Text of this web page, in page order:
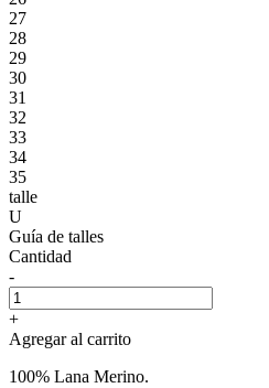
27
28
29
30
31
32
33
34
35
talle
U
Guía de talles
Cantidad
-
+
Agregar al carrito
100% Lana Merino.